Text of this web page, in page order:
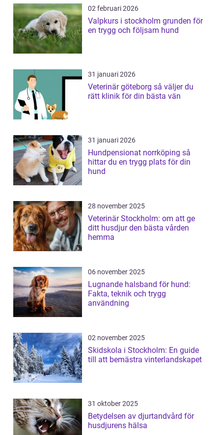
02 februari 2026
Valpkurs i stockholm grunden för
en trygg och följsam hund
31 januari 2026
Veterinär göteborg så väljer du
rätt klinik för din bästa vän
31 januari 2026
Hundpensionat norrköping så
hittar du en trygg plats för din
hund
28 november 2025
Veterinär Stockholm: om att ge
ditt husdjur den bästa vården
hemma
06 november 2025
Lugnande halsband för hund:
Fakta, teknik och trygg
användning
02 november 2025
Skidskola i Stockholm: En guide
till att bemästra vinterlandskapet
31 oktober 2025
Betydelsen av djurtandvård för
husdjurens hälsa